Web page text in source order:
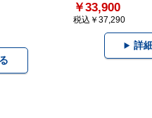
￥33,900
税込￥37,290
詳